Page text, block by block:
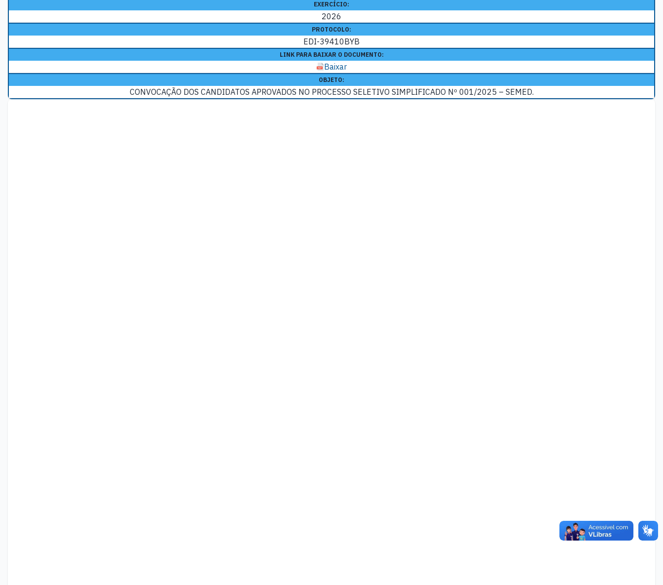
EXERCÍCIO:
2026
PROTOCOLO:
EDI-39410BYB
LINK PARA BAIXAR O DOCUMENTO:
Baixar
OBJETO:
CONVOCAÇÃO DOS CANDIDATOS APROVADOS NO PROCESSO SELETIVO SIMPLIFICADO Nº 001/2025 – SEMED.